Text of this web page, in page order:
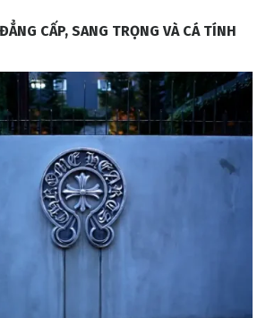
CẤP, SANG TRỌNG VÀ CÁ TÍNH